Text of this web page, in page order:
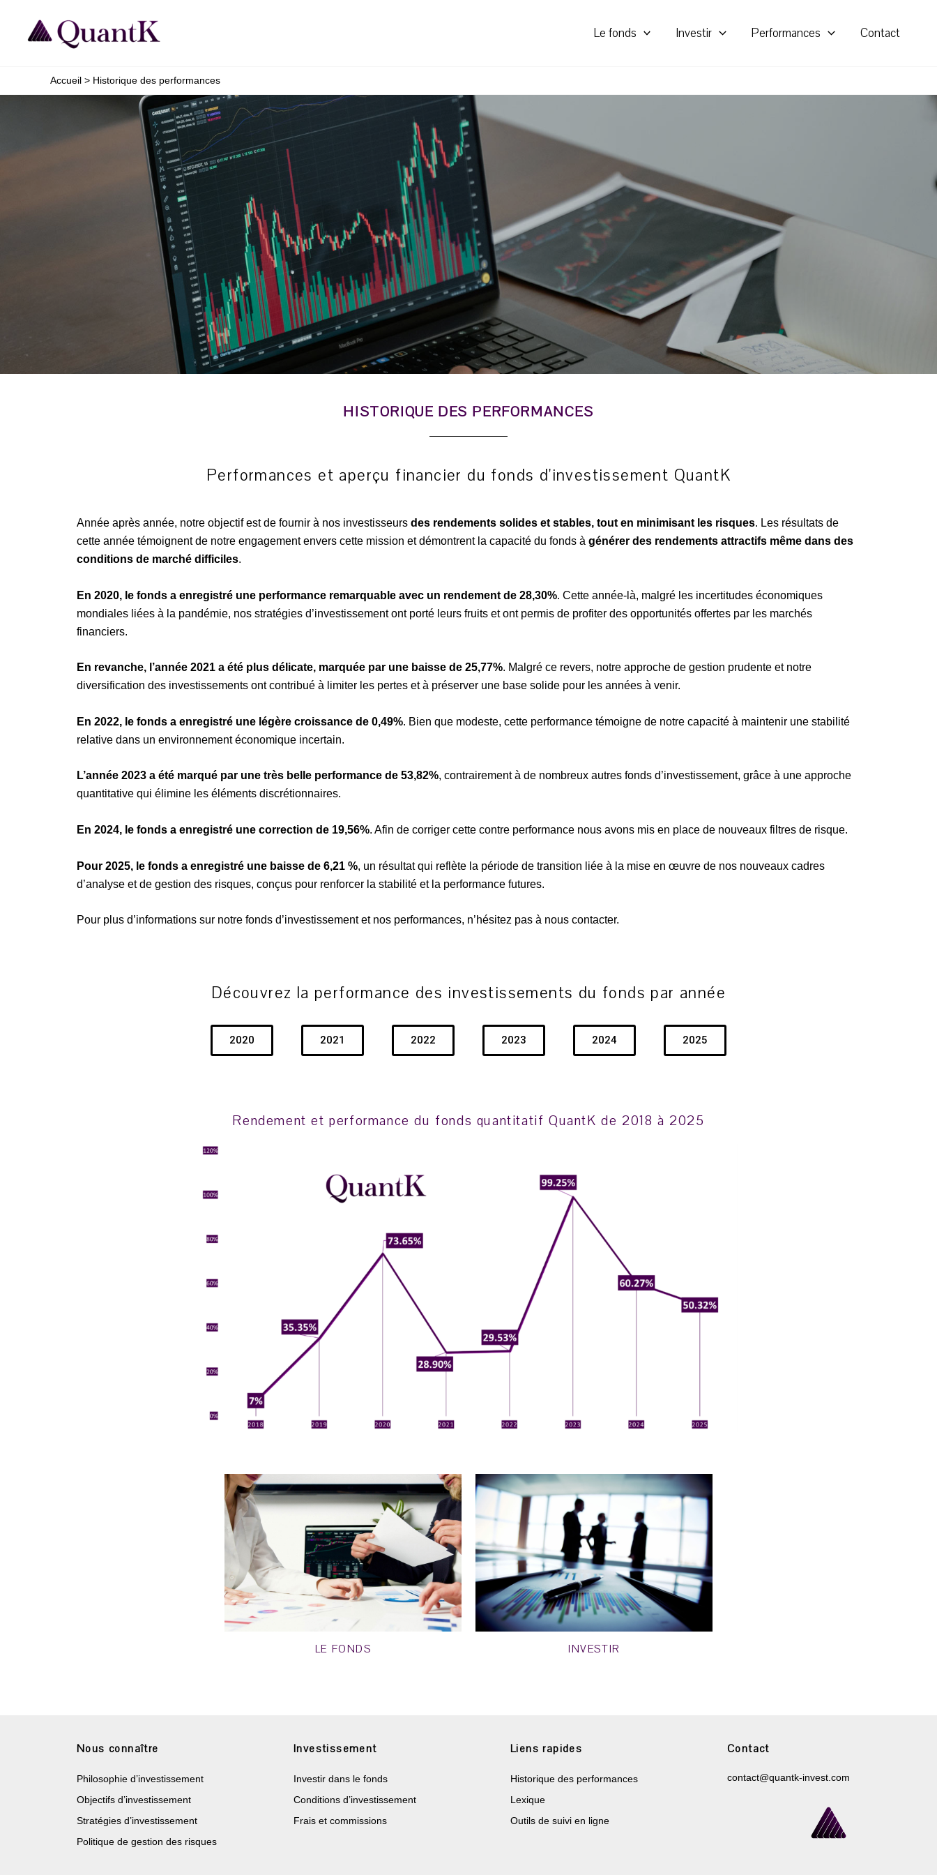
contenu
Le fonds Investir Performances Contact
Accueil Historique des performances
HISTORIQUE DES PERFORMANCES
Performances et aperçu financier du fonds d'investissement QuantK
Année après année, notre objectifest de fournir à nos investisseurs des rendements solides et stables, tout en minimisant les risques. Les résultats de
cette année témoignent de notre engagement envers cette mission et démontrent la capacité du fonds à générer des rendements attractifs même dans des
conditions de marché difficiles.
En 2020, le fonds a enregistré une performance remarquable avec un rendement de 28,30%. Cette année-là, malgré les incertitudes économiques
mondiales liées à la pandémie, nos stratégies d’investissementont porté leurs fruits et ont permis de profiter des opportunités offertes par les marchés
financiers.
En revanche, l’année 2021 a été plus délicate, marquée par une baisse de 25,77%. Malgré ce revers, notre approche de gestion prudente et notre
diversification des investissements ont contribué à limiter les pertes et à préserver une base solide pour les années à venir.
En 2022, le fonds a enregistré une légère croissance de 0,49%. Bien que modeste, cette performance témoigne de notre capacité à maintenir une stabilité
relative dans un environnement économique incertain.
L’année 2023 a été marqué par une très belle performance de 53,82%, contrairement à de nombreux autres fonds d’investissement, grâce à une approche
quantitative qui élimine les éléments discrétionnaires.
En 2024, le fonds a enregistré une correction de 19,56%. Afin de corriger cette contre performance nous avons mis en place de nouveaux filtres de risque.
Pour 2025, le fonds a enregistré une baisse de 6,21 %, un résultat qui reflète la période de transition liée à la mise en œuvre de nos nouveaux cadres
d’analyse et de gestion des risques, conçus pour renforcer la stabilité et la performance futures.
Pour plus d’informations sur notre fonds d’investissement et nos performances, n’hésitez pas à nous contacter.
Découvrez la performance des investissements du fonds par année
2020 2021 2022 2023 2024 2025
Rendement et performance du fonds quantitatif QuantK de 2018 à 2025
LE FONDS INVESTIR
Nous connaître
Philosophie d’investissement
Objectifs d’investissement
Stratégies d’investissement
Politique de gestion des risques
Investissement
Investir dans le fonds
Conditions d’investissement
Frais et commissions
Liens rapides
Historique des performances
Lexique
Outils de suivi en ligne
Contact
contact@quantk-invest.com